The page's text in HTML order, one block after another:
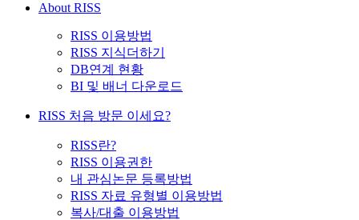
About RISS
RISS 이용방법
RISS 지식더하기
DB연계 현황
BI 및 배너 다운로드
RISS 처음 방문 이세요?
RISS란?
RISS 이용권한
내 관심논문 등록방법
RISS 자료 유형별 이용방법
복사/대출 이용방법